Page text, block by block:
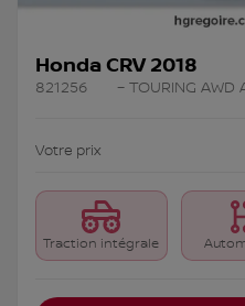
Honda CRV 2018
821256 – TOURING AWD
Votre prix
Traction intégrale